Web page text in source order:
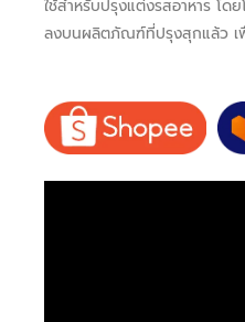
ใช้สำหรับปรุงแต่งรสอาหาร โด
ลงบนผลิตภัณฑ์ที่ปรุงสุกแล้ว เ